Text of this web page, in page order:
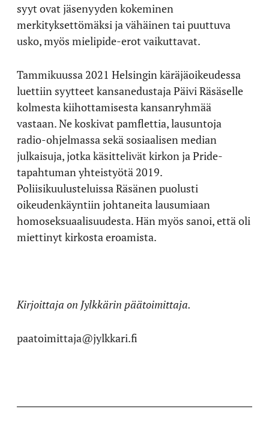
syyt ovat jäsenyyden kokeminen
merkityksettömäksi ja vähäinen tai puuttuva
usko, myös mielipide-erot vaikuttavat.
Tammikuussa 2021 Helsingin käräjäoikeudessa
luettiin syytteet kansanedustaja Päivi Räsäselle
kolmesta kiihottamisesta kansanryhmää
vastaan. Ne koskivat pamflettia, lausuntoja
radio-ohjelmassa sekä sosiaalisen median
julkaisuja, jotka käsittelivät kirkon ja Pride-
tapahtuman yhteistyötä 2019.
Poliisikuulusteluissa Räsänen puolusti
oikeudenkäyntiin johtaneita lausumiaan
homoseksuaalisuudesta. Hän myös sanoi, että oli
miettinyt kirkosta eroamista.
Kirjoittaja on Jylkkärin päätoimittaja.
paatoimittaja@jylkkari.fi